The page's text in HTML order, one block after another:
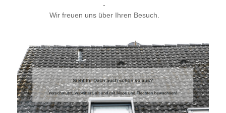
-
Wir freuen uns über Ihren Besuch.